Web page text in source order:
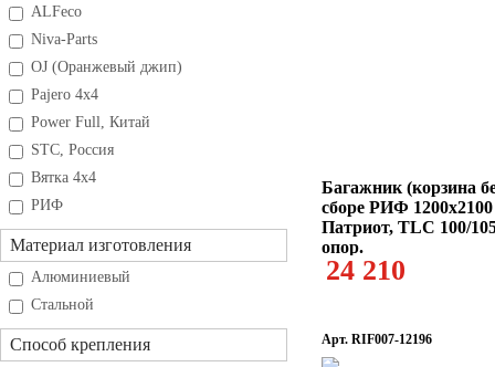
ALFeco
Niva-Parts
OJ (Оранжевый джип)
Pajero 4x4
Power Full, Китай
STC, Россия
Вятка 4х4
РИФ
Материал изготовления
Алюминиевый
Стальной
Способ крепления
Багажник (корзина
сборе РИФ
Патриот, TLC 100/
опор.
24 210
Арт. RIF007-12196